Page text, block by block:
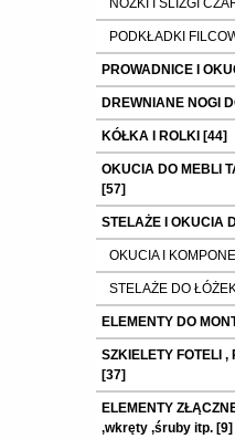
NÓŻKI I ŚLIZGI
PODKŁADKI
PROWADNICE I
DREWNIANE NOGI
KÓŁKA I ROLKI [44]
OKUCIA DO MEBLI
[57]
STELAŻE I OKUCIA
OKUCIA I
STELAŻE DO
ELEMENTY DO
SZKIELETY FOTELI ,
[37]
ELEMENTY
,wkręty ,śruby itp. [9]